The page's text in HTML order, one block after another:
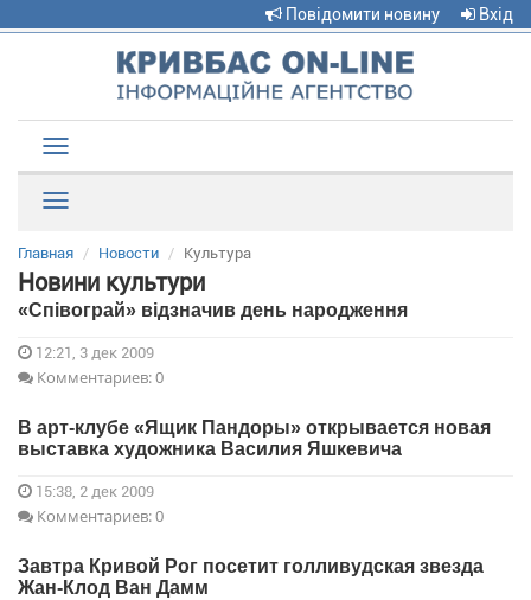
Повідомити новину Вхід
navigation
Главная Новости Культура
Новини культури
«Співограй» відзначив день народження
12:21, 3 дек 2009
Комментариев: 0
В арт-клубе «Ящик Пандоры» открывается новая
выставка художника Василия Яшкевича
15:38, 2 дек 2009
Комментариев: 0
Завтра Кривой Рог посетит голливудская звезда
Жан-Клод Ван Дамм